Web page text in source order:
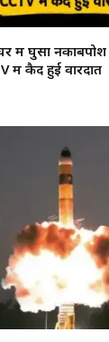
में घुसा नकाबपोश
में कैद हुई वारदात